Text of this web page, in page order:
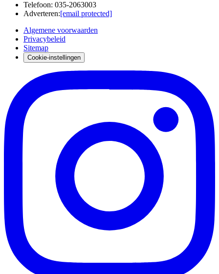
Telefoon: 035-2063003
Adverteren:[email protected]
Algemene voorwaarden
Privacybeleid
Sitemap
Cookie-instellingen